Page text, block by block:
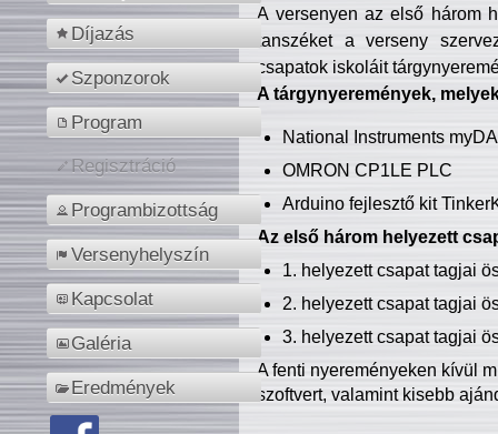
Díjazás
Szponzorok
Program
Regisztráció
Programbizottság
Versenyhelyszín
Kapcsolat
Galéria
Eredmények
A versenyen az első három
tanszéket a verseny
csapatok iskoláit
A tárgynyeremények,
National Instruments
OMRON CP1LE PLC
Arduino fejlesztő kit
Az első három helyezett
1. helyezett csapat tagjai
2. helyezett csapat tagjai
3. helyezett csapat tagjai
A fenti nyereményeken kívül
szoftvert, valamint kisebb